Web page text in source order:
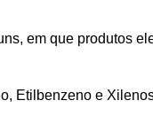
em que produtos
Etilbenzeno e